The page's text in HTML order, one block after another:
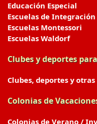
Educación Especial
Escuelas de Integración
Escuelas Montessori
Escuelas Waldorf
Clubes y deportes
Clubes, deportes y
Colonias de
Colonias de Verano /